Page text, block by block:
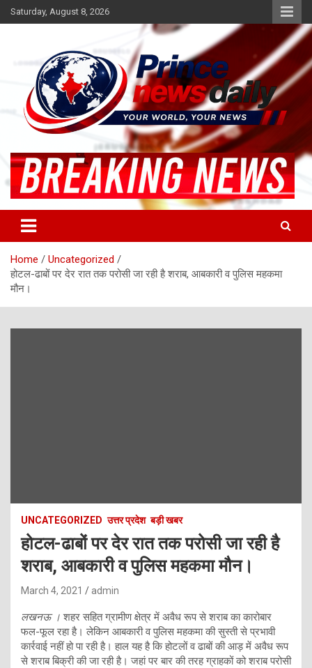
Skip
to
Saturday, August 8, 2026
Princenews Daily
Home
Uncategorized
होटल-ढाबों पर देर रात तक परोसी जा रही है शराब, आबकारी व पुलिस महकमा
मौन।
UNCATEGORIZED उत्तर प्रदेश बड़ी खबर
होटल-ढाबों पर देर रात तक परोसी जा रही है
शराब, आबकारी व पुलिस महकमा मौन।
March 4, 2021 admin
लखनऊ । शहर सहित ग्रामीण क्षेत्र में अवैध रूप से शराब का कारोबार
फल-फूल रहा है। लेकिन आबकारी व पुलिस महकमा की सुस्ती से प्रभावी
कार्रवाई नहीं हो पा रही है। हाल यह है कि होटलों व ढाबों की आड़ में अवैध रूप
से शराब बिक्री की जा रही है। जहां पर बार की तरह ग्राहकों को शराब परोसी